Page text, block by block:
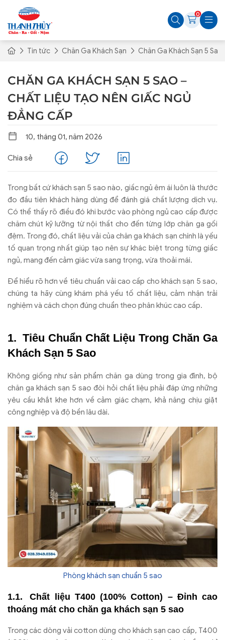
0
Tin tức Chăn Ga Khách Sạn Chăn Ga Khách Sạn 5
CHĂN GA KHÁCH SẠN 5 SAO –
CHẤT LIỆU TẠO NÊN GIẤC NGỦ
ĐẲNG CẤP
10, tháng 01, năm 2026
Chia sẻ
Trong bất cứ khách sạn 5 sao nào, giấc ngủ êm ái luôn là thước
đo đầu tiên khách hàng dùng để đánh giá chất lượng dịch vụ.
Có thể thấy rõ điều đó khi bước vào phòng ngủ cao cấp được
chăm chút kỹ lưỡng từ nội thất cho đến từng lớp chăn ga gối
đệm. Trong đó, chất liệu vải của chăn ga khách sạn chính là yếu
tố quan trọng nhất giúp tạo nên sự khác biệt trong từng giấc
ngủ, mang đến cảm giác vừa sang trọng, vừa thoải mái.
Để hiểu rõ hơn về tiêu chuẩn vải cao cấp cho khách sạn 5 sao,
chúng ta hãy cùng khám phá yếu tố chất liệu, cảm nhận trải
nghiệm và cách chọn đúng chuẩn theo phân khúc cao cấp.
Tiêu Chuẩn Chất Liệu Trong Chăn Ga
Khách Sạn 5 Sao
Không giống như sản phẩm chăn ga dùng trong gia đình, bộ
chăn ga khách sạn 5 sao đòi hỏi chất liệu phải đáp ứng những
yêu cầu khắt khe hơn về cảm giác chạm, khả năng chịu giặt
công nghiệp và độ bền lâu dài.
Phòng khách sạn chuẩn 5 sao
Chất liệu T400 (100% Cotton) – Đỉnh cao
thoáng mát cho chăn ga khách sạn 5 sao
Trong các dòng vải cotton dùng cho khách sạn cao cấp, T400